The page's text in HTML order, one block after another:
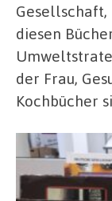
Gesellschaft,
diesen
der Frau,
Kochbücher